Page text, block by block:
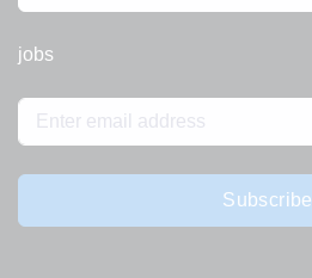
jobs
Subscribe